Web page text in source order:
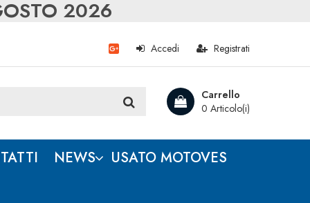
2026
Registrati
Accedi
Carrello
0 Articolo(i)
NEWS
USATO MOTOVES